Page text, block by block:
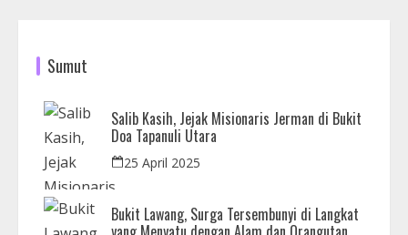
Sumut
Salib Kasih, Jejak Misionaris Jerman di Bukit
Doa Tapanuli Utara
25 April 2025
Bukit Lawang, Surga Tersembunyi di Langkat